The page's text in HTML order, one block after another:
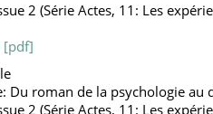
2 (Série Actes, 11: Les
Du roman de la psychologie au
2 (Série Actes, 11: Les